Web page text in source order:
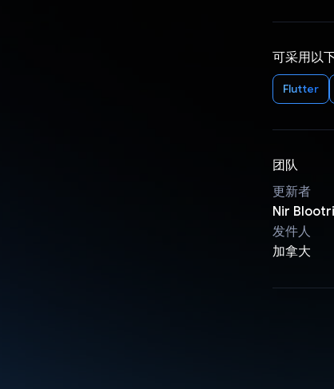
可采用以
Flutter
团队
更新者
Nir
发件人
加拿大